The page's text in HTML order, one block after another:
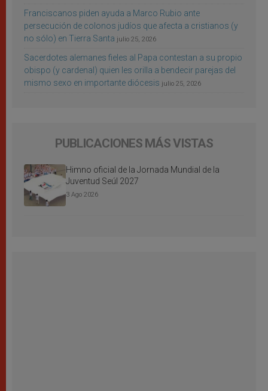
Franciscanos piden ayuda a Marco Rubio ante
persecución de colonos judíos que afecta a cristianos (y
no sólo) en Tierra Santa julio 25, 2026
Sacerdotes alemanes fieles al Papa contestan a su propio
obispo (y cardenal) quien les orilla a bendecir parejas del
mismo sexo en importante diócesis julio 25, 2026
PUBLICACIONES MÁS VISTAS
Himno oficial de la Jornada Mundial de la
Juventud Seúl 2027
3 Ago 2026